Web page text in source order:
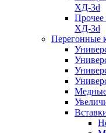
ХД-3d
Прочее
ХД-3d
Перегонные